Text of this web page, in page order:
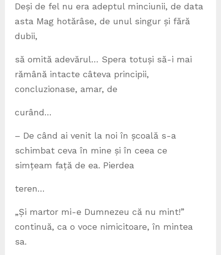
Deși de fel nu era adeptul minciunii, de data
asta Mag hotărâse, de unul singur și fără
dubii,
să omită adevărul… Spera totuși să-i mai
rămână intacte câteva principii,
concluzionase, amar, de
curând…
– De când ai venit la noi în școală s-a
schimbat ceva în mine și în ceea ce
simțeam față de ea. Pierdea
teren…
„Și martor mi-e Dumnezeu că nu mint!”
continuă, ca o voce nimicitoare, în mintea
sa.